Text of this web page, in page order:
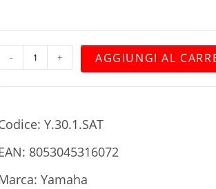
- + AGGIUNGI AL
Y.30.1.SAT
8053045316072
Yamaha